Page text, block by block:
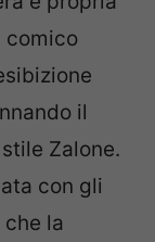
comico
il
Zalone.
con gli
la